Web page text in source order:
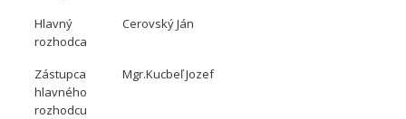
Hlavný
rozhodca
Cerovský Ján
Zástupca
hlavného
rozhodcu
Mgr.Kucbeľ Jozef